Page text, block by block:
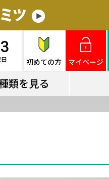
初めての方 マイページ
類を見る